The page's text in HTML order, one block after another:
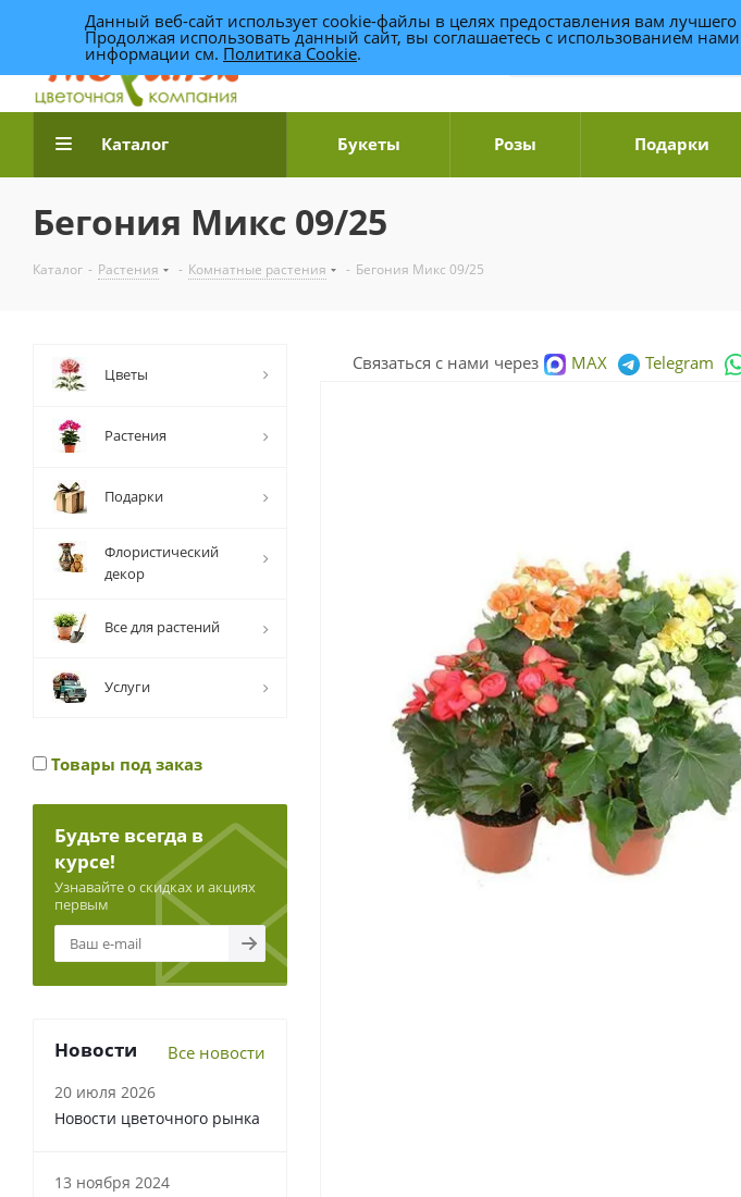
Доставка цветов по Уфе
Каталог Букеты Розы Подарки
Бегония Микс 09/25
Каталог - Растения - Комнатные растения - Бегония Микс 09/25
Связаться с нами через MAX Telegram
Цветы
Растения
Подарки
Флористический
декор
Все для растений
Услуги
Товары под заказ
Будьте всегда в
курсе!
Узнавайте о скидках и акциях
первым
Новости Все новости
20 июля 2026
Новости цветочного рынка
13 ноября 2024
Данный веб-сайт использует cookie-файлы в целях предоставления вам
Продолжая использовать данный сайт, вы соглашаетесь с использованием
информации см. Политика Cookie.